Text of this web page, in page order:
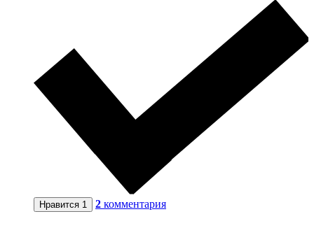
Нравится 1 2 комментария